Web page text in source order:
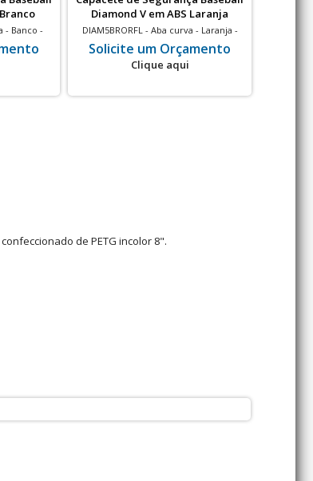
- Banco -
un
Diamond V em ABS Laranja
DIAM5BRORFL - Aba curva - Laranja -
Isolamento elétrico - 20 un
Solicite um Orçamento
Clique aqui
de PETG incolor 8".